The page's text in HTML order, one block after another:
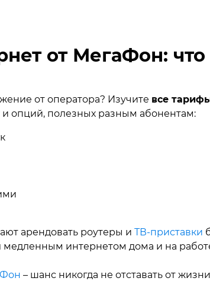
от МегаФон: что
от оператора? Изучите все
и опций, полезных разным абонентам:
арендовать роутеры и ТВ‑приставки
интернетом дома и на
– шанс никогда не отставать от